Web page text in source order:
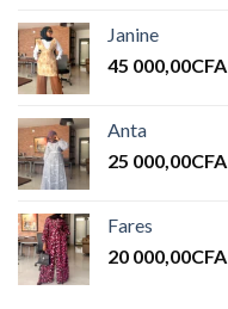
Janine
45 000,00CFA
Anta
25 000,00CFA
Fares
20 000,00CFA